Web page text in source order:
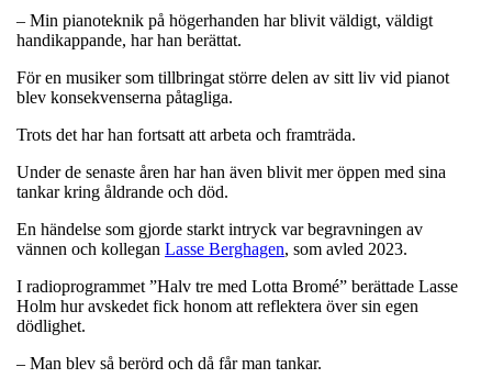
– Min pianoteknik på högerhanden har blivit väldigt, väldigt
handikappande, har han berättat.
För en musiker som tillbringat större delen av sitt liv vid pianot
blev konsekvenserna påtagliga.
Trots det har han fortsatt att arbeta och framträda.
Under de senaste åren har han även blivit mer öppen med sina
tankar kring åldrande och död.
En händelse som gjorde starkt intryck var begravningen av
vännen och kollegan Lasse Berghagen, som avled 2023.
I radioprogrammet ”Halv tre med Lotta Bromé” berättade Lasse
Holm hur avskedet fick honom att reflektera över sin egen
dödlighet.
– Man blev så berörd och då får man tankar.